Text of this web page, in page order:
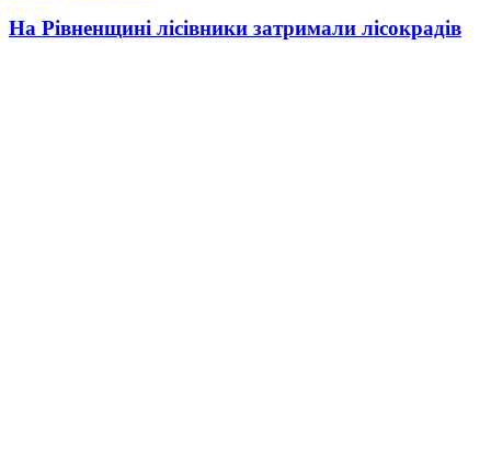
На Рівненщині лісівники затримали лісокрадів